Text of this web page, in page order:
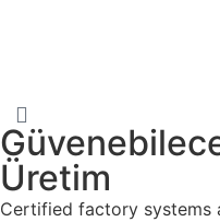
Üretim
Certified factory systems